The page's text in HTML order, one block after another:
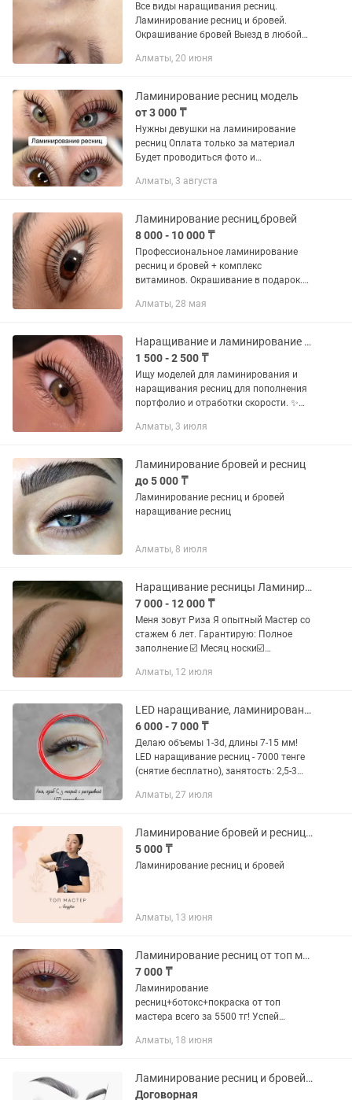
Все виды наращивания ресниц.
Ламинирование ресниц и бровей.
Окрашивание бровей Выезд в любой
Проезд мастера не включен ⏳Время
📞...
Алматы, 20 июня
Ламинирование ресниц модель
от 3 000 ₸
Нужны девушки на ламинирование
ресниц Оплата только за материал
Будет проводиться фото и
Алматы, 3 августа
Ламинирование ресниц,бровей
8 000 - 10 000 ₸
Профессиональное ламинирование
ресниц и бровей + комплекс
витаминов. Окрашивание в подарок.
Эффект держится больше месяца.
на...
Алматы, 28 мая
Наращивание и ламинирование ресниц и бровей
1 500 - 2 500 ₸
Ищу моделей для ламинирования и
наращивания ресниц для пополнения
портфолио и отработки скорости. ✨
тг ✨ Работаю аккуратно и качественно
Алматы, 3 июля
Ламинирование бровей и ресниц
до 5 000 ₸
Ламинирование ресниц и бровей
наращивание ресниц
Алматы, 8 июля
Наращивание ресницы Ламинирование ресницы и бровей Коррекция бровей
7 000 - 12 000 ₸
Меня зовут Риза Я опытный Мастер со
стажем 6 лет. Гарантирую: Полное
заполнение ☑️ Месяц носки☑️
Принимаю дома адрес Рыскулова
ниже...
Алматы, 12 июля
LED наращивание, ламинирование ресниц
6 000 - 7 000 ₸
Делаю объемы 1-3d, длины 7-15 мм!
LED наращивание ресниц - 7000 тенге
(снятие бесплатно), занятость: 2,5-3
тенге, занятость: 1 час Есть оплата за
Алматы, 27 июля
Ламинирование бровей и ресниц от топ мастера
5 000 ₸
Ламинирование ресниц и бровей
Алматы, 13 июня
Ламинирование ресниц от топ мастера
7 000 ₸
Ламинирование
ресниц+ботокс+покраска от топ
мастера всего за 5500 тг! Успей
ресницы и брови💓 Акция до конца
Алматы, 18 июня
Ламинирование ресниц и бровей. Высокое качества материал (халал)
Договорная